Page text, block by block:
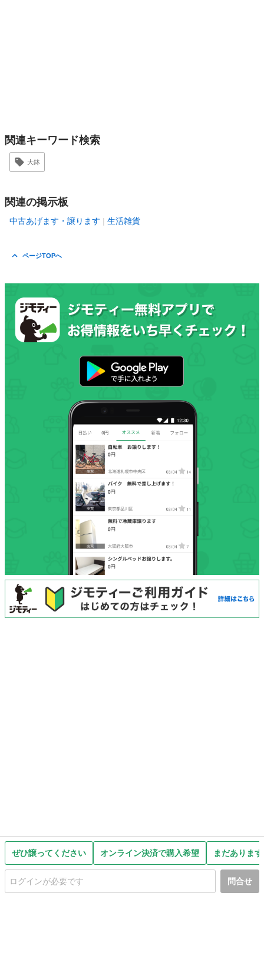
ぜひ譲ってください オンライン決済で購入希望 まだありま
問合せ
関連キーワード検索
大鉢
関連の掲示板
中古あげます・譲ります 生活雑貨
ページTOPへ